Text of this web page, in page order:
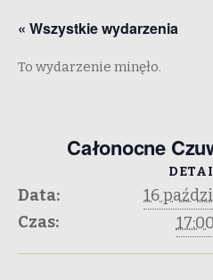
« Wszystkie wydarzenia
To wydarzenie minęło.
Całonocne
Data:
16
Czas: